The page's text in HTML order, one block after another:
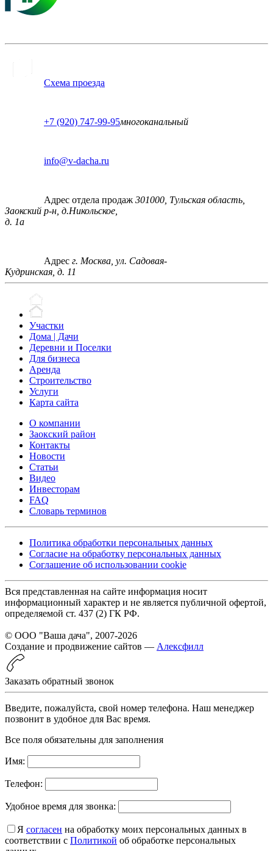
Схема проезда
+7 (920) 747-99-95многоканальный
info@v-dacha.ru
Адрес отдела продаж 301000, Тульская область,
Заокский р-н, д.Никольское,
д. 1а
Адрес г. Москва, ул. Садовая-
Кудринская, д. 11
Участки
Дома | Дачи
Деревни и Поселки
Для бизнеса
Аренда
Строительство
Услуги
Карта сайта
О компании
Заокский район
Контакты
Новости
Статьи
Видео
Инвесторам
FAQ
Словарь терминов
Политика обработки персональных данных
Согласие на обработку персональных данных
Соглашение об использовании cookie
Вся представленная на сайте информация носит
информационный характер и не является публичной офертой,
определяемой ст. 437 (2) ГК РФ.
© ООО "Ваша дача", 2007-2026
Создание и продвижение сайтов — Алексфилл
Заказать обратный звонок
Введите, пожалуйста, свой номер телефона. Наш менеджер
позвонит в удобное для Вас время.
Все поля обязательны для заполнения
Имя:
Телефон:
Удобное время для звонка:
Я согласен на обработку моих персональных данных в
соответствии с Политикой об обработке персональных